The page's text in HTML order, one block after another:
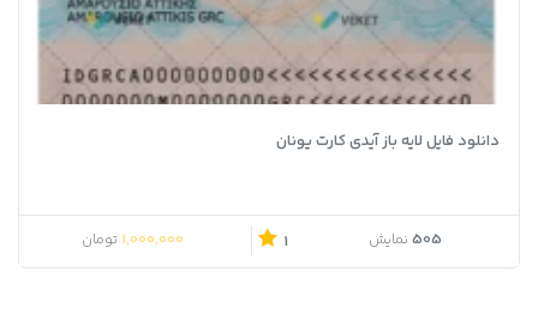
دانلود فایل لایه باز آیدی کارت یونان
505 نمایش 1
1,000,000 تومان